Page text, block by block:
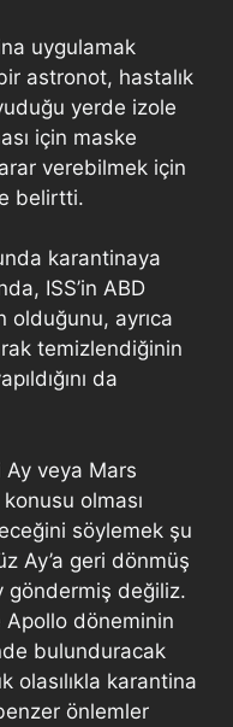
uygulamak
astronot, hastalık
yerde izole
için maske
verebilmek için
belirtti.
karantinaya
ISS’in ABD
olduğunu, ayrıca
temizlendiğinin
da
veya Mars
olması
söylemek şu
Ay’a geri dönmüş
göndermiş değiliz.
Apollo döneminin
bulunduracak
olasılıkla karantina
önlemler